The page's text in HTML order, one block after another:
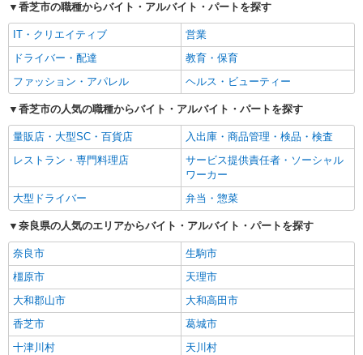
香芝市の職種からバイト・アルバイト・パートを探す
IT・クリエイティブ
営業
ドライバー・配達
教育・保育
ファッション・アパレル
ヘルス・ビューティー
香芝市の人気の職種からバイト・アルバイト・パートを探す
量販店・大型SC・百貨店
入出庫・商品管理・検品・検査
レストラン・専門料理店
サービス提供責任者・ソーシャル
ワーカー
大型ドライバー
弁当・惣菜
奈良県の人気のエリアからバイト・アルバイト・パートを探す
奈良市
生駒市
橿原市
天理市
大和郡山市
大和高田市
香芝市
葛城市
十津川村
天川村